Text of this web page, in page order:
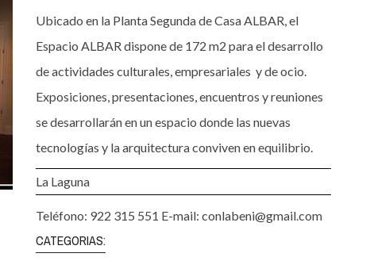
Norte
Santa Cruz | La Laguna
Islas
Cultura
Gastro
Infantil
Escénicas
ESPACIOS CULTURALES
LOCALES CON ACTUACIONES
COMERCIO
TENERIFE PHE FESTIVAL 2026
XXVII VERANO DE CUENTO
Ubicado en la Planta Segunda de Casa ALBAR, el
Espacio ALBAR dispone de 172 m2 para el desarrollo
de actividades culturales, empresariales y de ocio.
Exposiciones, presentaciones, encuentros y reuniones
se desarrollarán en un espacio donde las nuevas
tecnologías y la arquitectura conviven en equilibrio.
La Laguna
Teléfono: 922 315 551 E-mail: conlabeni@gmail.com
CATEGORIAS: